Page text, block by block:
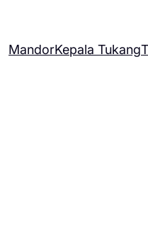
MandorKepala Tukang